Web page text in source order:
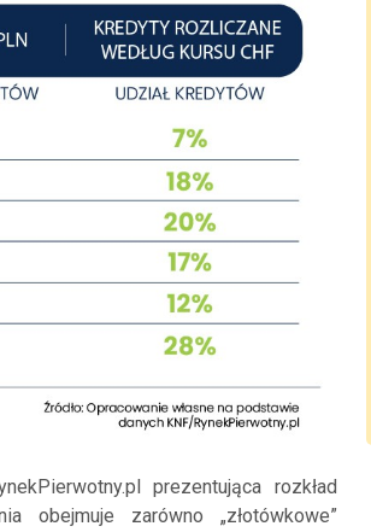
prezentująca rozkład
obejmuje zarówno „złotówkowe”